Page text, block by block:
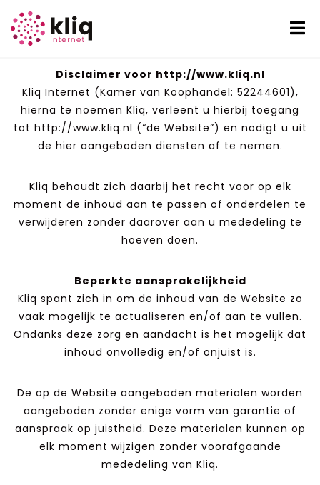
Disclaimer voor http://www.kliq.nl
Kliq Internet (Kamer van Koophandel: 52244601),
hierna te noemen Kliq, verleent u hierbij toegang
tot http://www.kliq.nl (“de Website”) en nodigt u uit
de hier aangeboden diensten af te nemen.
Kliq behoudt zich daarbij het recht voor op elk
moment de inhoud aan te passen of onderdelen te
verwijderen zonder daarover aan u mededeling te
hoeven doen.
Beperkte aansprakelijkheid
Kliq spant zich in om de inhoud van de Website zo
vaak mogelijk te actualiseren en/of aan te vullen.
Ondanks deze zorg en aandacht is het mogelijk dat
inhoud onvolledig en/of onjuist is.
De op de Website aangeboden materialen worden
aangeboden zonder enige vorm van garantie of
aanspraak op juistheid. Deze materialen kunnen op
elk moment wijzigen zonder voorafgaande
mededeling van Kliq.